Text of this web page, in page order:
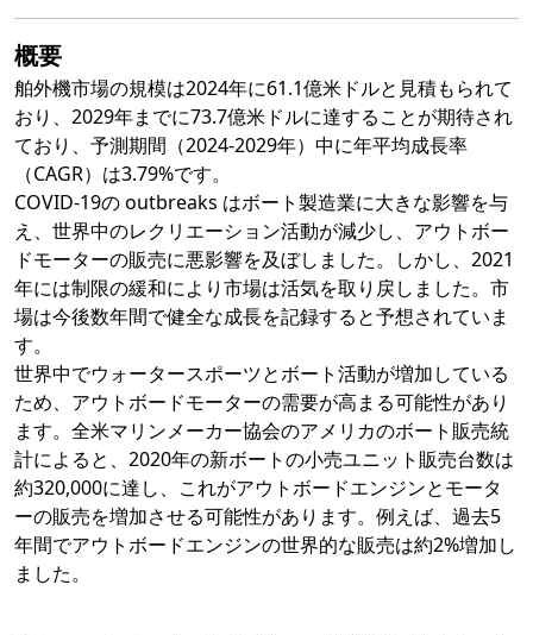
概要
舶外機市場の規模は2024年に61.1億米ドルと見積もられて
おり、2029年までに73.7億米ドルに達することが期待され
ており、予測期間（2024-2029年）中に年平均成長率
（CAGR）は3.79%です。
COVID-19の outbreaks はボート製造業に大きな影響を与
え、世界中のレクリエーション活動が減少し、アウトボー
ドモーターの販売に悪影響を及ぼしました。しかし、2021
年には制限の緩和により市場は活気を取り戻しました。市
場は今後数年間で健全な成長を記録すると予想されていま
す。
世界中でウォータースポーツとボート活動が増加している
ため、アウトボードモーターの需要が高まる可能性があり
ます。全米マリンメーカー協会のアメリカのボート販売統
計によると、2020年の新ボートの小売ユニット販売台数は
約320,000に達し、これがアウトボードエンジンとモータ
ーの販売を増加させる可能性があります。例えば、過去5
年間でアウトボードエンジンの世界的な販売は約2%増加し
ました。